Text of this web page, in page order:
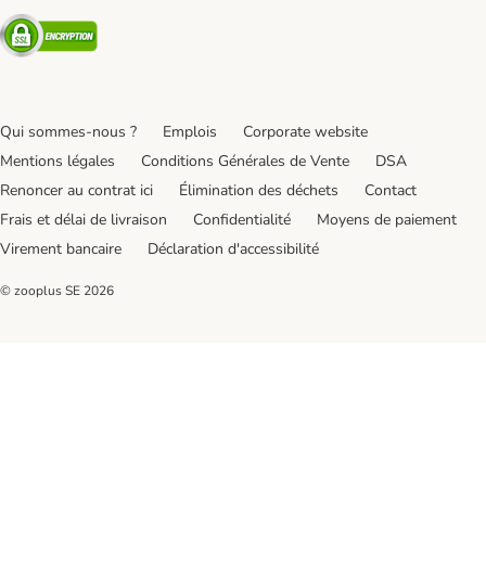
Security
Qui sommes-nous ? Emplois
Corporate website
Mentions légales
Conditions Générales de Vente
DSA
Renoncer au contrat ici
Élimination des déchets
Contact
Frais et délai de livraison
Confidentialité
Moyens de paiement
Virement bancaire
Déclaration d'accessibilité
© zooplus SE 2026